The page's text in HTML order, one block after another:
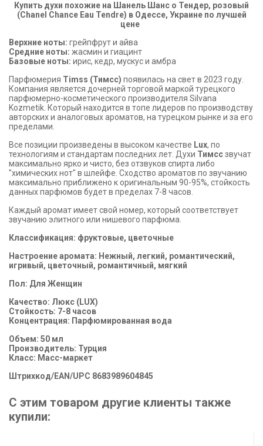
Купить духи похожие на Шанель Шанс о Тендер, розовый
(Chanel Chance Eau Tendre) в Одессе, Украине по лучшей
цене
Верхние ноты: грейпфрут и айва
Средние ноты: жасмин и гиацинт
Базовые ноты: ирис, кедр, мускус и амбра
Парфюмерия Timss (Тимсс) появилась на свет в 2023 году.
Компания является дочерней торговой маркой турецкого
парфюмерно-косметического производителя Silvana
Kozmetik. Который находится в топе лидеров по производству
авторских и аналоговых ароматов, на турецком рынке и за его
пределами.
Все позиции произведены в высоком качестве Lux, по
технологиям и стандартам последних лет. Духи Тимссзвучат
максимально ярко и чисто, без отзвуков спирта либо
"химических нот" в шлейфе. Сходство ароматов по звучанию
максимально приближено к оригинальным 90-95%, стойкость
данных парфюмов будет в пределах 7-8 часов.
Каждый аромат имеет свой номер, который соответствует
звучанию элитного или нишевого парфюма.
Классификация: фруктовые, цветочные
Настроение аромата: Нежный, легкий, романтический,
игривый, цветочный, романтичный, мягкий
Пол: Для Женщин
Качество: Люкс (LUX)
Стойкость: 7-8 часов
Концентрация: Парфюмированная вода
Объем: 50 мл
Производитель: Турция
Класс: Масс-маркет
Штрихкод/EAN/UPC 8683989604845
С этим товаром другие клиенты также
купили: